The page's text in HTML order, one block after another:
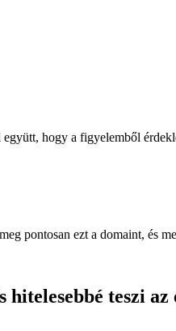
hogy a figyelemből
pontosan ezt a domaint, és
hitelesebbé teszi